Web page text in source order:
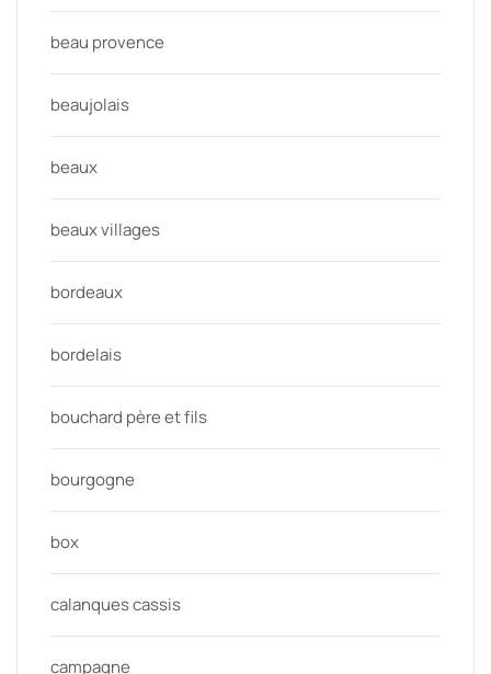
beau provence
beaujolais
beaux
beaux villages
bordeaux
bordelais
bouchard père et fils
bourgogne
box
calanques cassis
campagne